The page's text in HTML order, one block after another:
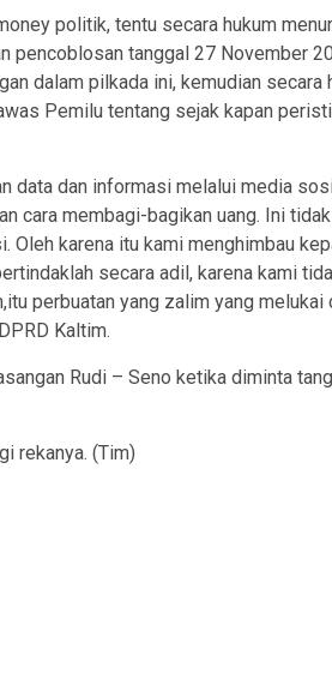
politik, tentu secara hukum
pencoblosan tanggal 27 November
dalam pilkada ini, kemudian secara
Pemilu tentang sejak kapan
data dan informasi melalui media
cara membagi-bagikan uang. Ini
karena itu kami menghimbau
secara adil, karena kami
perbuatan yang zalim yang melukai
Kaltim.
Rudi – Seno ketika diminta
rekanya. (Tim)